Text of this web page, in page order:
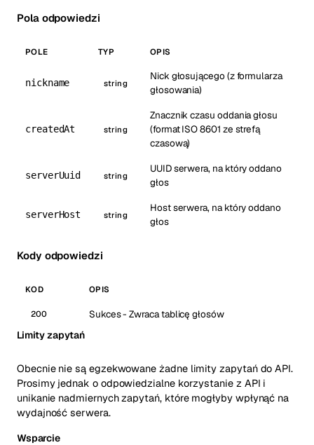
Pola odpowiedzi
POLE TYP OPIS
nickname string
Nick głosującego (z formularza
głosowania)
createdAt string
Znacznik czasu oddania głosu
(format ISO 8601 ze strefą
czasową)
serverUuid string
UUID serwera, na który oddano
głos
serverHost string
Host serwera, na który oddano
głos
Kody odpowiedzi
KOD OPIS
200
Sukces - Zwraca tablicę głosów
Limity zapytań
Obecnie nie są egzekwowane żadne limity zapytań do API.
Prosimy jednak o odpowiedzialne korzystanie z API i
unikanie nadmiernych zapytań, które mogłyby wpłynąć na
wydajność serwera.
Wsparcie